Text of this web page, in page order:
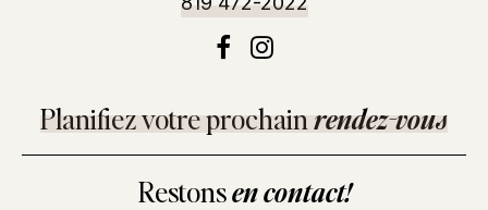
Planifiez votre prochainrendez-vous
Restonsen contact!